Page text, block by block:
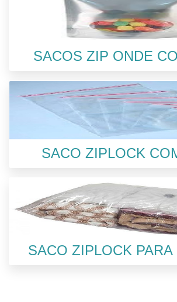
SACOS ZIP ONDE
SACO ZIPLOCK
SACO ZIPLOCK PARA